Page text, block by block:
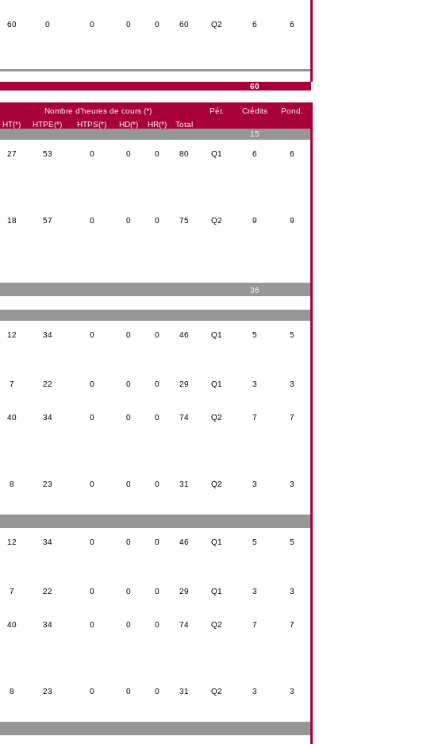
60 0 0 0 0 60 Q2 6 6
60
Nombre d’heures de cours (*) Pér. Crédits
Pond.
HT(*)
HTPE(*) HTPS(*) HD(*) HR(*) Total
15
27 53 0 0 0 80 Q1 6 6
18 57 0 0 0 75 Q2 9 9
36
12 34 0 0 0 46 Q1 5 5
7 22 0 0 0 29 Q1 3 3
40 34 0 0 0 74 Q2 7 7
8 23 0 0 0 31 Q2 3 3
12 34 0 0 0 46 Q1 5 5
7 22 0 0 0 29 Q1 3 3
40 34 0 0 0 74 Q2 7 7
8 23 0 0 0 31 Q2 3 3